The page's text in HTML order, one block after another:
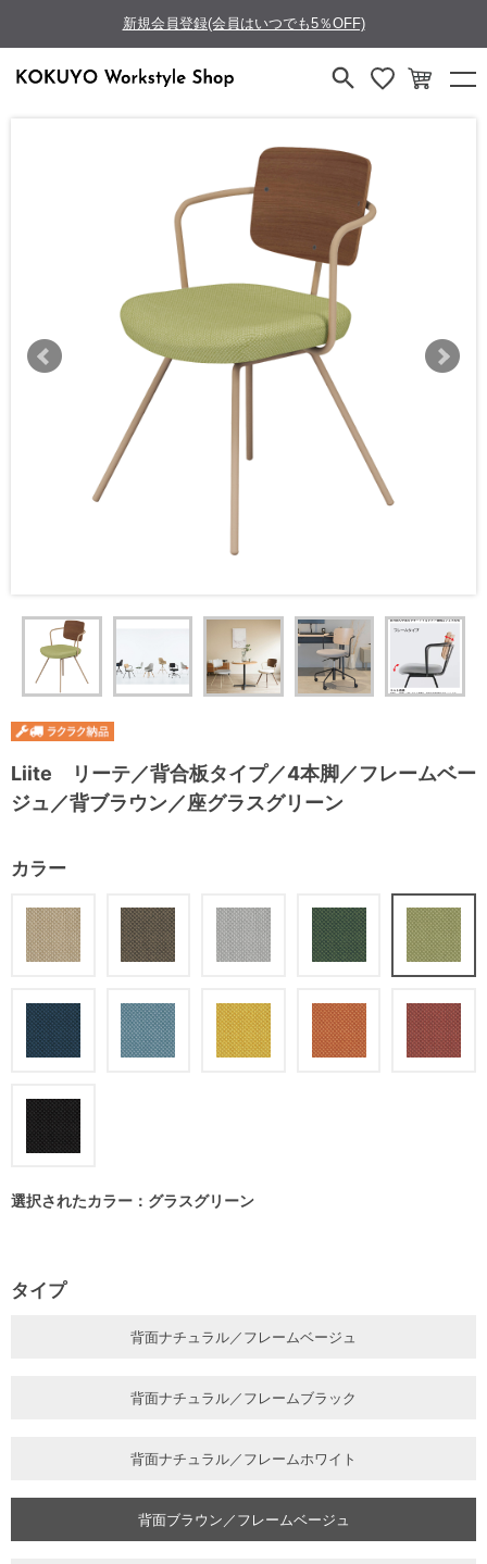
新規会員登録(会員はいつでも5％OFF)
Liite リーテ／背合板タイプ／4本脚／フレームベー
ジュ／背ブラウン／座グラスグリーン
カラー
選択されたカラー：グラスグリーン
タイプ
背面ナチュラル／フレームベージュ
背面ナチュラル／フレームブラック
背面ナチュラル／フレームホワイト
背面ブラウン／フレームベージュ